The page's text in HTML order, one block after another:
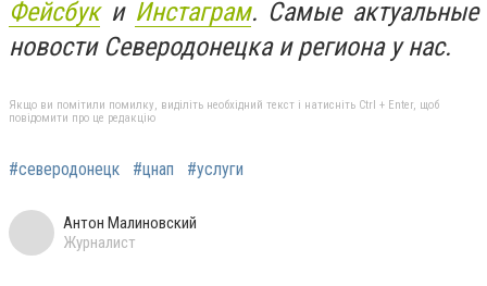
Фейсбуки Инстаграм. Самые актуальные
новости Северодонецка и региона у нас.
Якщо ви помітили помилку, виділіть необхідний текст і натисніть Ctrl + Enter, щоб
повідомити про це редакцію
#северодонецк #цнап #услуги
Антон Малиновский
Журналист